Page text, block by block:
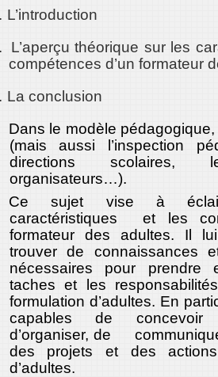
L’introduction
L’aperçu théorique sur les
compétences d’un formateur
La conclusion
Dans le modèle pédagogique,
(mais aussi l’inspection
directions scolaires,
organisateurs…).
Ce sujet vise à
caractéristiques et les
formateur des adultes. Il
trouver de connaissances
nécessaires pour prendre
taches et les
formulation d’adultes. En
capables de concevoir
d’organiser, de
des projets et des
d’adultes.